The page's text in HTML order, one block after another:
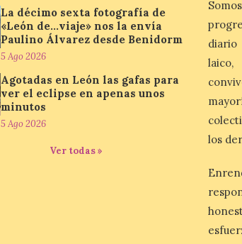
La décimo sexta fotografía de
«León de…viaje» nos la envía
Paulino Álvarez desde Benidorm
5 Ago 2026
Agotadas en León las gafas para
ver el eclipse en apenas unos
minutos
5 Ago 2026
Ver todas »
diario
los